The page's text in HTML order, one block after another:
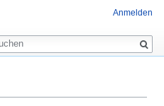
Anmelden